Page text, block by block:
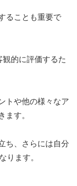
ることも重要で
的に評価するた
トや他の様々なア
ます。
ち、さらには自分
ります。